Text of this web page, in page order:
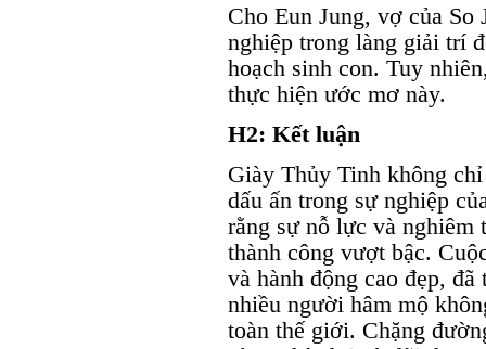
Cho Eun Jung, vợ của
nghiệp trong làng giải trí
hoạch sinh con. Tuy
thực hiện ước mơ này.
H2: Kết luận
Giày Thủy Tinh không
dấu ấn trong sự nghiệp
rằng sự nỗ lực và nghiêm
thành công vượt bậc.
và hành động cao đẹp,
nhiều người hâm mộ
toàn thế giới. Chặng